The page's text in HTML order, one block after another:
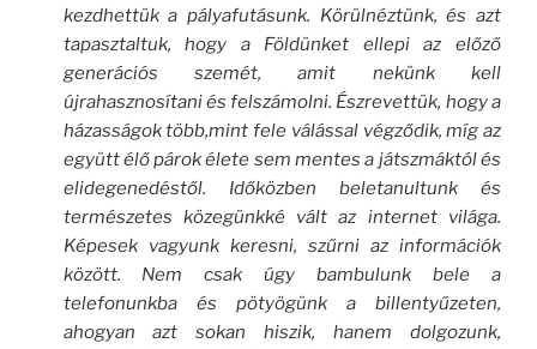
kezdhettük a pályafutásunk. Körülnéztünk, és azt
tapasztaltuk, hogy a Földünket ellepi az előző
generációs szemét, amit nekünk kell
újrahasznosítani és felszámolni. Észrevettük, hogy a
házasságok több,mint fele válással végződik, míg az
együtt élő párok élete sem mentes a játszmáktól és
elidegenedéstől. Időközben beletanultunk és
természetes közegünkké vált az internet világa.
Képesek vagyunk keresni, szűrni az információk
között. Nem csak úgy bambulunk bele a
telefonunkba és pötyögünk a billentyűzeten,
ahogyan azt sokan hiszik, hanem dolgozunk,